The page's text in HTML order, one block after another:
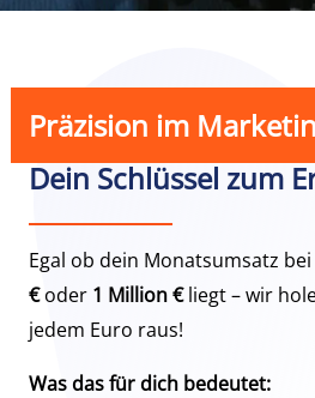
Präzision im
Dein Schlüssel zum
Egal ob dein Monatsumsatz bei
€oder 1 Million €liegt – wir
jedem Euro raus!
Was das für dich bedeutet: